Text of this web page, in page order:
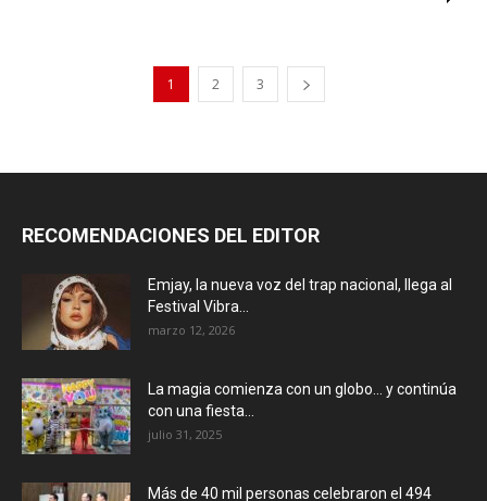
1 2 3
RECOMENDACIONES DEL EDITOR
Emjay, la nueva voz del trap nacional, llega al
Festival Vibra...
marzo 12, 2026
La magia comienza con un globo… y continúa
con una fiesta...
julio 31, 2025
Más de 40 mil personas celebraron el 494